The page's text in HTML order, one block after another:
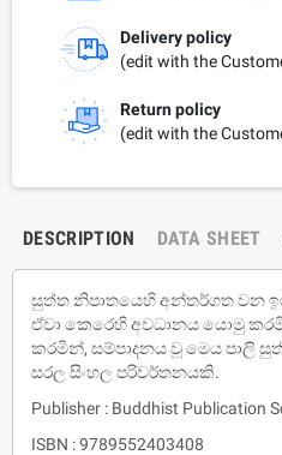
Delivery policy
(edit with the
Return policy
(edit with the
DESCRIPTION DATA SHEET
සුත්ත නිපාතයෙහි අන්තර්ගත වන
ඒවා කෙරෙහි අවධානය යොමු
කරමින්, සම්පාදනය වූ මෙය පාලි
සරල සිංහල පරිවර්තනයකි.
Publisher : Buddhist Publication
ISBN : 9789552403408